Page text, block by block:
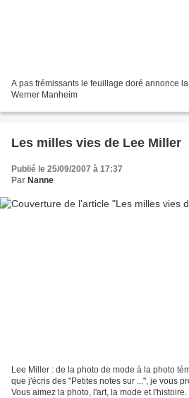
A pas frémissants le feuillage doré annonce
Werner Manheim
Les milles vies de Lee Miller
Publié le 25/09/2007 à 17:37
Par Nanne
Lee Miller : de la photo de mode à la photo
que j'écris des "Petites notes sur ...", je vous
Vous aimez la photo, l'art, la mode et